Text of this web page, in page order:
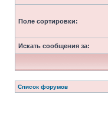
Поле сортировки:
Искать сообщения за:
Список форумов